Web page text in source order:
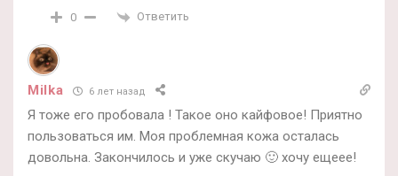
0 Ответить
Milka 6 лет назад
Я тоже его пробовала ! Такое оно кайфовое! Приятно
пользоваться им. Моя проблемная кожа осталась
довольна. Закончилось и уже скучаю 🙂 хочу ещеее!